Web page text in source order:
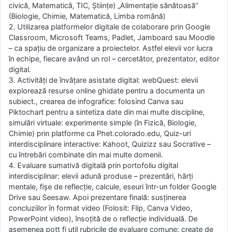
civică, Matematică, TIC, Științe) „Alimentație sănătoasă”
(Biologie, Chimie, Matematică, Limba română)
2. Utilizarea platformelor digitale de colaborare prin Google
Classroom, Microsoft Teams, Padlet, Jamboard sau Moodle
– ca spațiu de organizare a proiectelor. Astfel elevii vor lucra
în echipe, fiecare având un rol – cercetător, prezentator, editor
digital.
3. Activități de învățare asistate digital: webQuest: elevii
explorează resurse online ghidate pentru a documenta un
subiect., crearea de infografice: folosind Canva sau
Piktochart pentru a sintetiza date din mai multe discipline,
simulări virtuale: experimente simple (în Fizică, Biologie,
Chimie) prin platforme ca Phet.colorado.edu, Quiz-uri
interdisciplinare interactive: Kahoot, Quizizz sau Socrative –
cu întrebări combinate din mai multe domenii.
4. Evaluare sumativă digitală prin portofoliu digital
interdisciplinar: elevii adună produse – prezentări, hărți
mentale, fișe de reflecție, calcule, eseuri într-un folder Google
Drive sau Seesaw. Apoi prezentare finală: susținerea
concluziilor în format video (Folosit: Flip, Canva Video,
PowerPoint video), însoțită de o reflecție individuală. De
asemenea pott fi util rubricile de evaluare comune: create de